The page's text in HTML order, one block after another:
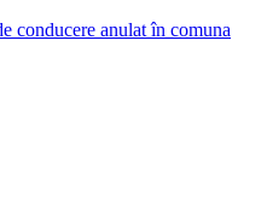
conducere anulat în comuna